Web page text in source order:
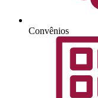
Convênios